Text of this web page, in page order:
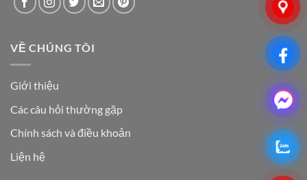
VỀ CHÚNG TÔI
Giới thiệu
Các câu hỏi thường gặp
Chính sách và điều khoản
Liện hệ